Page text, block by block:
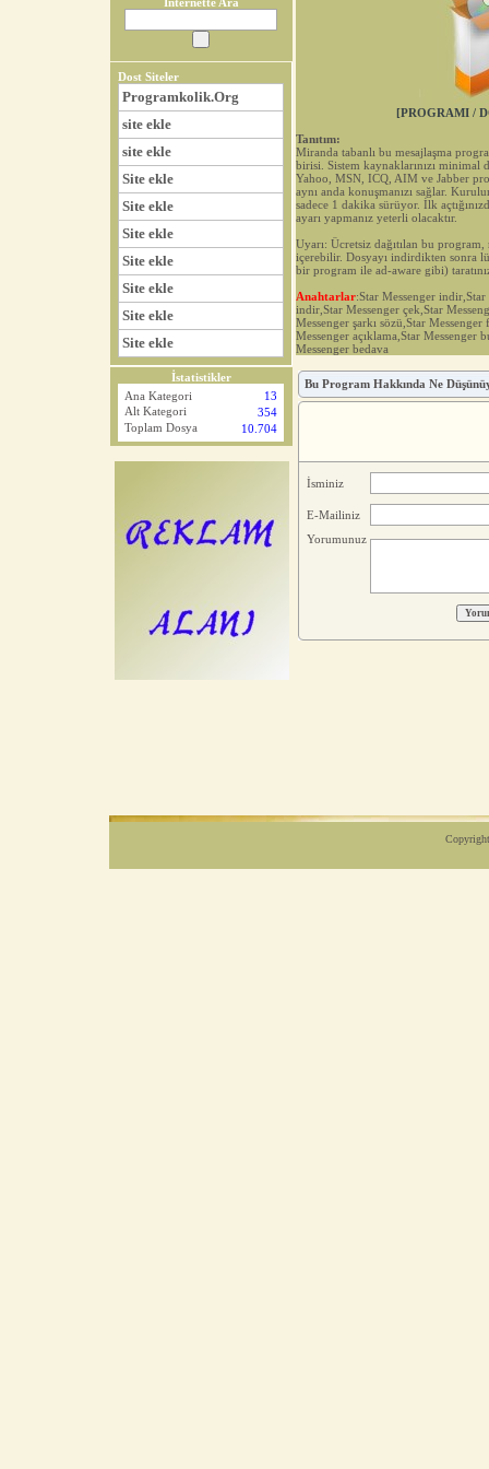
Dost Siteler
Programkolik.Org
site ekle
site ekle
Site ekle
Site ekle
Site ekle
Site ekle
Site ekle
Site ekle
Site ekle
İstatistikler
Ana Kategori
13
Alt Kategori
354
Toplam Dosya 10.704
[PROGRAMI /
Tanıtım:
Miranda tabanlı bu mesajlaşma
birisi. Sistem kaynaklarınızı minimal
Yahoo, MSN, ICQ, AIM ve Jabber
aynı anda konuşmanızı sağlar.
sadece 1 dakika sürüyor. İlk
ayarı yapmanız yeterli olacaktır.
Uyarı: Ücretsiz dağıtılan bu
içerebilir. Dosyayı indirdikten sonra
bir program ile ad-aware gibi)
Anahtarlar:Star Messenger
indir,Star Messenger çek,Star
Messenger şarkı sözü,Star
Messenger açıklama,Star Messenger
Messenger bedava
Bu Program Hakkında Ne
İsminiz
E-Mailiniz
Yorumunuz